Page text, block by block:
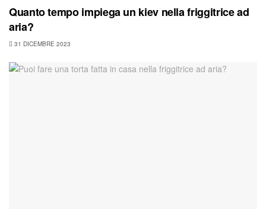
Quanto tempo impiega un kiev nella friggitrice ad
aria?
31 DICEMBRE 2023